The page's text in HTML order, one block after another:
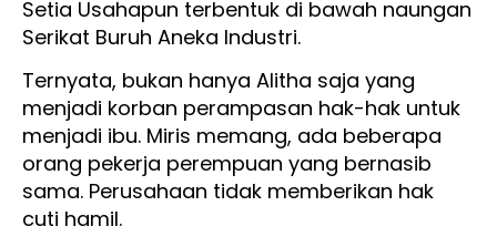
Setia Usahapun terbentuk di bawah naungan
Serikat Buruh Aneka Industri.
Ternyata, bukan hanya Alitha saja yang
menjadi korban perampasan hak-hak untuk
menjadi ibu. Miris memang, ada beberapa
orang pekerja perempuan yang bernasib
sama. Perusahaan tidak memberikan hak
cuti hamil.